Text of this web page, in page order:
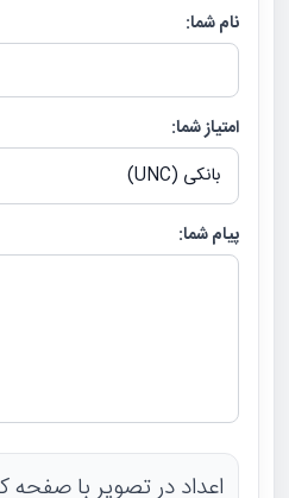
نام شما:
امتیاز شما:
پیام شما: